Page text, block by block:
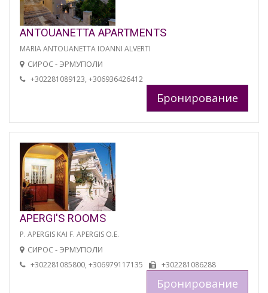
ANTOUANETTA APARTMENTS
MARIA ANTOUANETTA IOANNI ALVERTI
СИРОС - ЭРМУПОЛИ
+302281089123, +306936426412
Бронирование
APERGI'S ROOMS
P. APERGIS KAI F. APERGIS O.E.
СИРОС - ЭРМУПОЛИ
+302281085800, +306979117135 +302281086288
Бронирование